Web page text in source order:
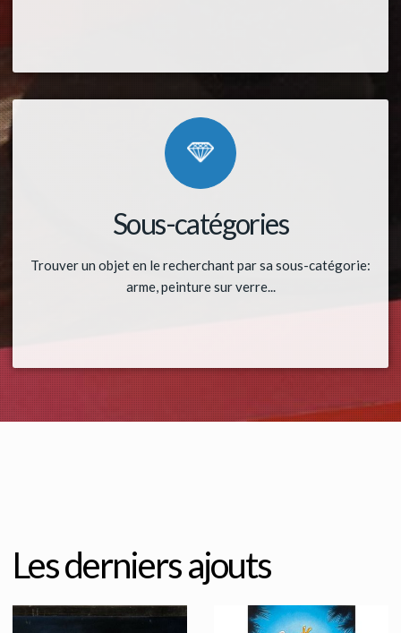
Sous-catégories
Trouver un objet en le recherchant par sa sous-catégorie:
arme, peinture sur verre...
Les derniers ajouts